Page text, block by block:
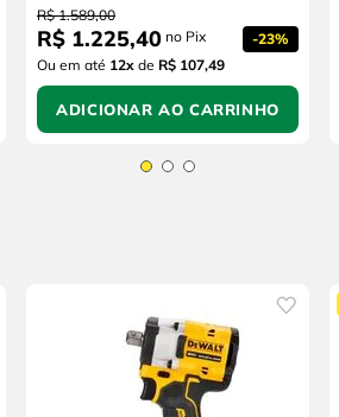
R$ 1.589,00
R$ 1.225,40no Pix -23%
Ou em até 12xde R$ 107,49
ADICIONAR AO CARRINHO